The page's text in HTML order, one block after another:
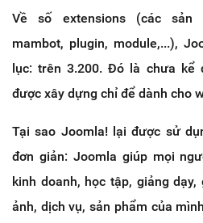
Về số extensions (các sản
mambot, plugin, module,...),
lục: trên 3.200. Đó là chưa kể
được xây dựng chỉ để dành cho
Tại sao Joomla! lại được sử
đơn giản: Joomla giúp mọi
kinh doanh, học tập, giảng
ảnh, dịch vụ, sản phẩm của